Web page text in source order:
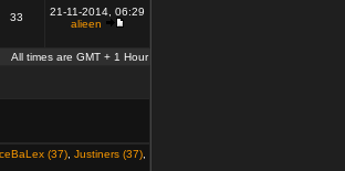
33
21-11-2014, 06:29
alieen
All times are GMT + 1 Hour
(37) Justiners (37)